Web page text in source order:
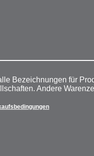
Bezeichnungen für
Andere